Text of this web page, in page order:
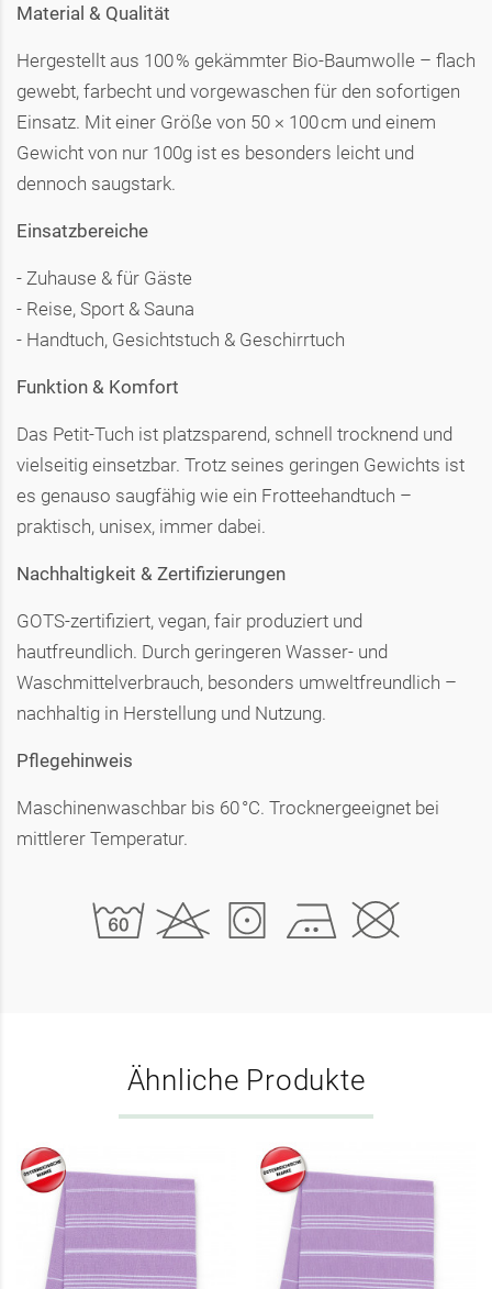
Material & Qualität
Hergestellt aus 100 % gekämmter Bio-Baumwolle – flach
gewebt, farbecht und vorgewaschen für den sofortigen
Einsatz. Mit einer Größe von 50 × 100 cm und einem
Gewicht von nur 100g ist es besonders leicht und
dennoch saugstark.
Einsatzbereiche
- Zuhause & für Gäste
- Reise, Sport & Sauna
- Handtuch, Gesichtstuch & Geschirrtuch
Funktion & Komfort
Das Petit-Tuch ist platzsparend, schnell trocknend und
vielseitig einsetzbar. Trotz seines geringen Gewichts ist
es genauso saugfähig wie ein Frotteehandtuch –
praktisch, unisex, immer dabei.
Nachhaltigkeit & Zertifizierungen
GOTS-zertifiziert, vegan, fair produziert und
hautfreundlich. Durch geringeren Wasser- und
Waschmittelverbrauch, besonders umweltfreundlich –
nachhaltig in Herstellung und Nutzung.
Pflegehinweis
Maschinenwaschbar bis 60 °C. Trocknergeeignet bei
mittlerer Temperatur.
Ähnliche Produkte